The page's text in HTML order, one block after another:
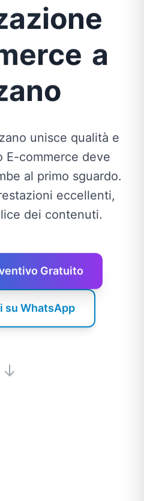
a
unisce qualità e
E-commerce deve
al primo sguardo.
eccellenti,
dei contenuti.
Gratuito
su WhatsApp